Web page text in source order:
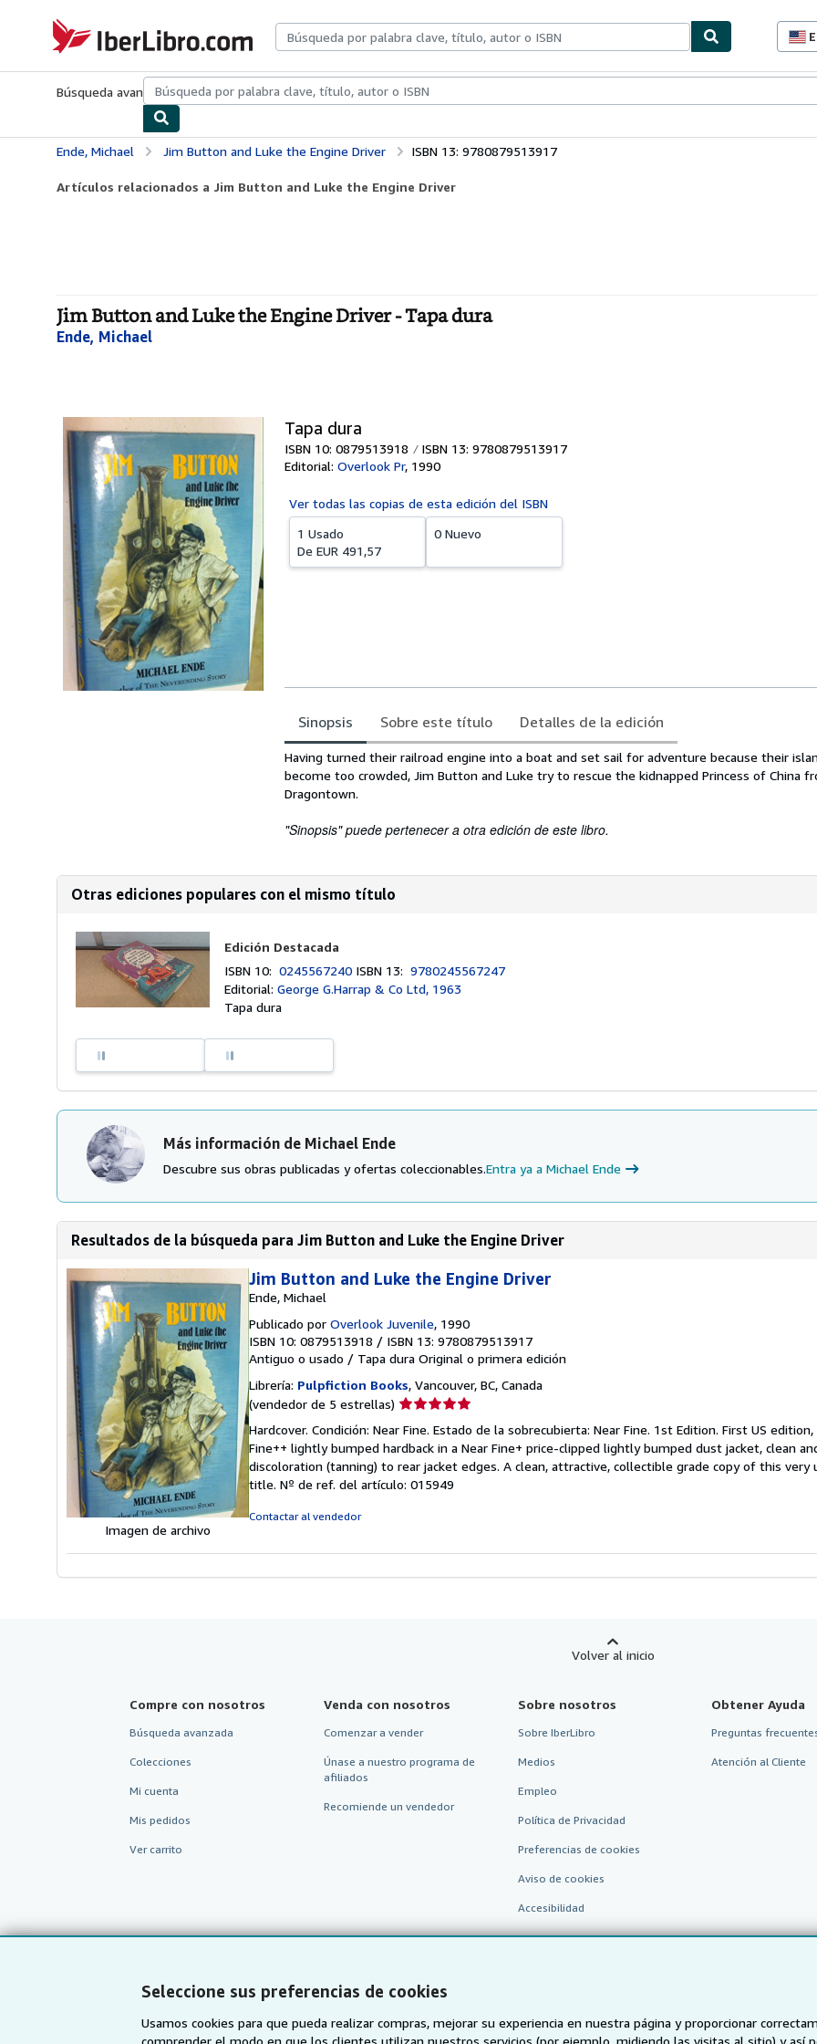
Seleccione sus preferencias de cookies
Usamos cookies para que pueda realizar compras, mejorar su experiencia en nuestra página y proporcionar
comprender el modo en que los clientes utilizan nuestros servicios (por ejemplo, midiendo las visitas al sitio) y así
IberLibro.com
Búsqueda avanzadaColecciones Libros antiguosArte y coleccionismo
Ende, Michael Jim Button and Luke the Engine Driver ISBN 13: 9780879513917
Artículos relacionados a Jim Button and Luke the Engine Driver
Jim Button and Luke the Engine Driver - Tapa dura
Ende, Michael
Tapa dura
ISBN 10: 0879513918
ISBN 13: 9780879513917
Editorial: Overlook Pr, 1990
Ver todas las copias de esta edición del ISBN
1 Usado
De EUR 491,57
0 Nuevo
Sinopsis Sobre este título Detalles de la edición
Sinopsis
Having turned their railroad engine into a boat and set sail for adventure because their
become too crowded, Jim Button and Luke try to rescue the kidnapped Princess of China
Dragontown.
"Sinopsis" puede pertenecer a otra edición de este libro.
Otras ediciones populares con el mismo título
Edición Destacada
ISBN 10:0245567240 ISBN 13:9780245567247
Editorial:George G.Harrap & Co Ltd, 1963
Tapa dura
Más información de Michael Ende
Descubre sus obras publicadas y ofertas coleccionables.Entra ya a Michael Ende
Resultados de la búsqueda para Jim Button and Luke the Engine Driver
Imagen de archivo
Jim Button and Luke the Engine Driver
Ende, Michael
Publicado por Overlook Juvenile, 1990
ISBN 10: 0879513918 / ISBN 13: 9780879513917
Antiguo o usado / Tapa dura Original o primera edición
Librería: Pulpfiction Books, Vancouver, BC, Canada
(vendedor de 5 estrellas) Calificación
vendedor:
5
de
5
Hardcover. Condición: Near Fine. Estado de la sobrecubierta: Near Fine. 1st Edition. First US
Fine++ lightly bumped hardback in a Near Fine+ price-clipped lightly bumped dust jacket, clean
discoloration (tanning) to rear jacket edges. A clean, attractive, collectible grade copy of this very
title. Nº de ref. del artículo: 015949
Contactar al vendedor
Volver al inicio
Compre con nosotros
Búsqueda avanzada
Colecciones
Mi cuenta
Mis pedidos
Ver carrito
Venda con nosotros
Comenzar a vender
Únase a nuestro programa de
afiliados
Recomiende un vendedor
Sobre nosotros
Sobre IberLibro
Medios
Empleo
Política de Privacidad
Preferencias de cookies
Aviso de cookies
Accesibilidad
Obtener Ayuda
Preguntas
Atención al Cliente